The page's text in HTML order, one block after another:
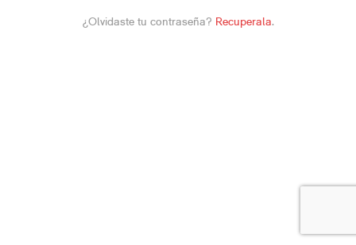
¿Olvidaste tu contraseña? Recuperala.